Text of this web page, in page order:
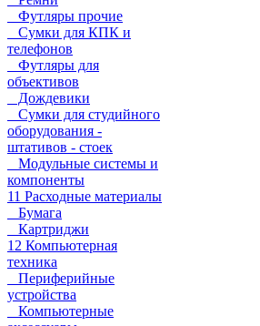
Футляры прочие
Сумки для КПК и
телефонов
Футляры для
объективов
Дождевики
Сумки для студийного
оборудования -
штативов - стоек
Модульные системы и
компоненты
11 Расходные материалы
Бумага
Картриджи
12 Компьютерная
техника
Периферийные
устройства
Компьютерные